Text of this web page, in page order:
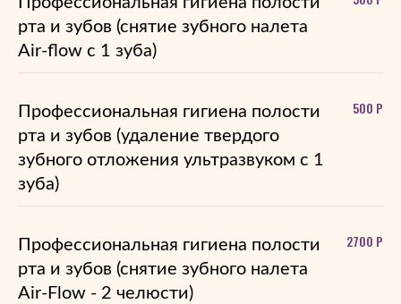
рта и зубов (снятие зубного налета
Air-flow с 1 зуба)
Профессиональная гигиена полости
рта и зубов (удаление твердого
зубного отложения ультразвуком с 1
зуба)
500 Р
Профессиональная гигиена полости
рта и зубов (снятие зубного налета
Air-Flow - 2 челюсти)
2700 Р